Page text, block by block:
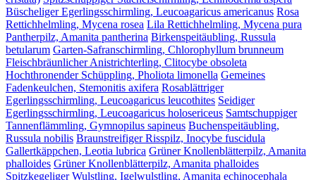
Büscheliger Egerlingsschirmling, Leucoagaricus americanus Rosa
Rettichhelmling, Mycena rosea Lila Rettichhelmling, Mycena pura
Pantherpilz, Amanita pantherina Birkenspeitäubling, Russula
betularum Garten-Safranschirmling, Chlorophyllum brunneum
Fleischbräunlicher Anistrichterling, Clitocybe obsoleta
Hochthronender Schüppling, Pholiota limonella Gemeines
Fadenkeulchen, Stemonitis axifera Rosablättriger
Egerlingsschirmling, Leucoagaricus leucothites Seidiger
Egerlingsschirmling, Leucoagaricus holosericeus Samtschuppiger
Tannenflämmling, Gymnopilus sapineus Buchenspeitäubling,
Russula nobilis Braunstreifiger Risspilz, Inocybe fuscidula
Gallertkäppchen, Leotia lubrica Grüner Knollenblätterpilz, Amanita
phalloides Grüner Knollenblätterpilz, Amanita phalloides
Spitzkegeliger Wulstling, Igelwulstling, Amanita echinocephala